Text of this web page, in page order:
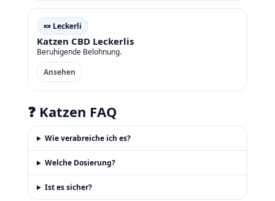
🍬 Leckerli
Katzen CBD Leckerlis
Beruhigende Belohnung.
Ansehen
❓ Katzen FAQ
Wie verabreiche ich es?
Welche Dosierung?
Ist es sicher?